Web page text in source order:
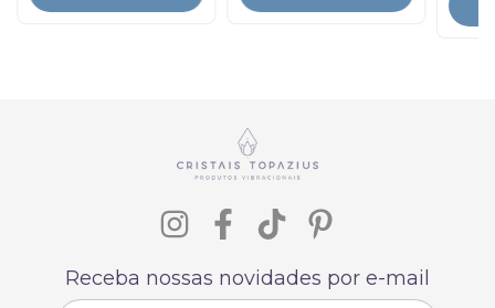
Receba nossas novidades por e-mail